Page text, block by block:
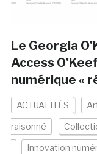
Le Georgia
Access
numérique «
ACTUALITÉS
raisonné
Innovation